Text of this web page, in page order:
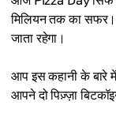
मिलियन तक का
जाता रहेगा।
आप इस कहानी के बारे
आपने दो पिज़्ज़ा